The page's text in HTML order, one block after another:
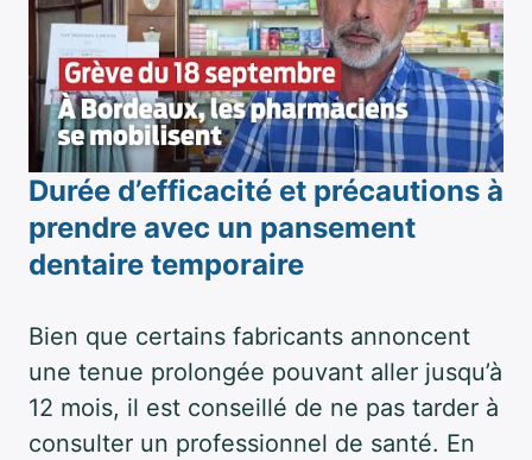
Durée d’efficacité et précautions à
prendre avec un pansement
dentaire temporaire
Bien que certains fabricants annoncent
une tenue prolongée pouvant aller jusqu’à
12 mois, il est conseillé de ne pas tarder à
consulter un professionnel de santé. En